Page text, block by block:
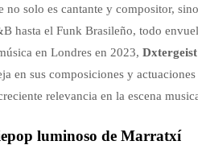
no solo es cantante y compositor,
hasta el Funk Brasileño, todo
en Londres en 2023, Dxtergeist
en sus composiciones y
relevancia en la escena
luminoso de Marratxí